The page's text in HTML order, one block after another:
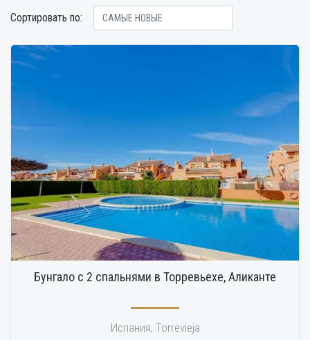
Сортировать по:
Бунгало с 2 спальнями в Торревьехе, Аликанте
Испания, Torrevieja